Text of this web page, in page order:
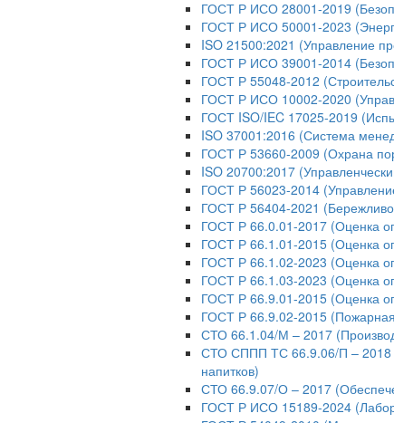
ГОСТ Р ИСО 28001-2019
ГОСТ Р ИСО 50001-2023
ISO 21500:2021 (Управление
ГОСТ Р ИСО 39001-2014
ГОСТ Р 55048-2012
ГОСТ Р ИСО 10002-2020
ГОСТ ISO/IEC 17025-2019
ISO 37001:2016 (Система
ГОСТ Р 53660-2009 (Охрана
ISO 20700:2017
ГОСТ Р 56023-2014
ГОСТ Р 56404-2021
ГОСТ Р 66.0.01-2017 (Оценка
ГОСТ Р 66.1.01-2015 (Оценка
ГОСТ Р 66.1.02-2023 (Оценка
ГОСТ Р 66.1.03-2023 (Оценка
ГОСТ Р 66.9.01-2015 (Оценка
ГОСТ Р 66.9.02-2015 (Пожарная
СТО 66.1.04/М – 2017
СТО СППП ТС 66.9.06/П – 2018
напитков)
СТО 66.9.07/О – 2017
ГОСТ Р ИСО 15189-2024